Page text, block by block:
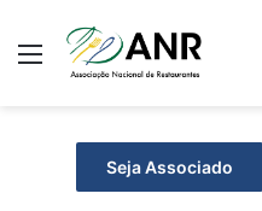
Menu
Seja Associado